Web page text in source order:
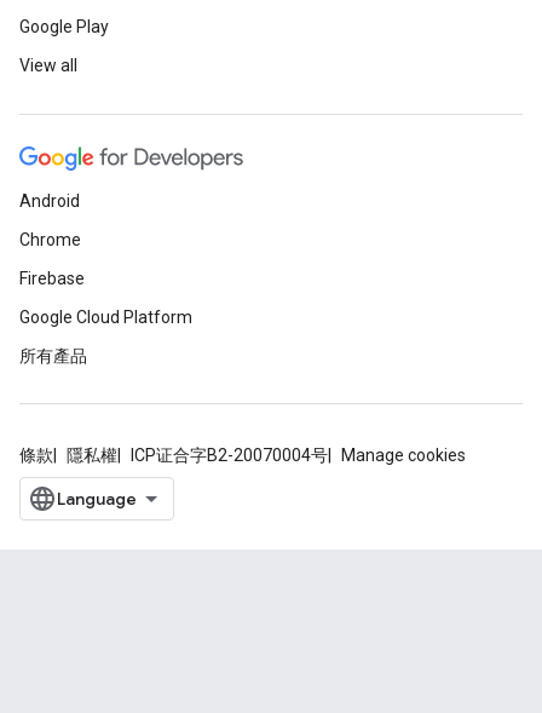
Google Play
View all
Android
Chrome
Firebase
Google Cloud Platform
所有產品
條款 隱私權 ICP证合字B2-20070004号 Manage cookies